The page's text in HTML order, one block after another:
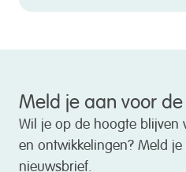
Meld je aan voor
Wil je op de hoogte blijven
en ontwikkelingen? Meld
nieuwsbrief.